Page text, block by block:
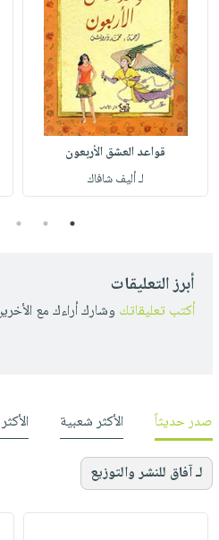
قواعد العشق الأربعون
لـ أليف شافاك
1
2
3
أبرز التعليقات
أكتب تعليقاتك وشارك أراءك مع
صدر حديثاً الأكثر شعبية
لـ آفاق للنشر والتوزيع